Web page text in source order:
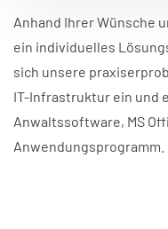
Anhand Ihrer Wünsche
ein individuelles
sich unsere
IT-Infrastruktur ein und
Anwaltssoftware, MS
Anwendungsprogramm.